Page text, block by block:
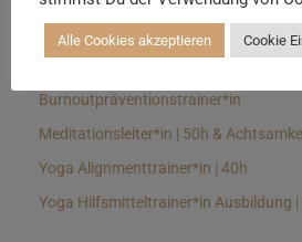
Longevitytrainer*in
Burnoutpräventionstrainer*in
Meditationsleiter*in | 50h &
Yoga Alignmenttrainer*in | 40h
Yoga Hilfsmitteltrainer*in Ausbildung |
Alle Cookies akzeptieren Cookie